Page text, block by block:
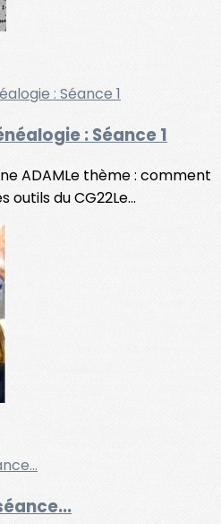
: Séance 1
ADAMLe thème : comment
du CG22Le...